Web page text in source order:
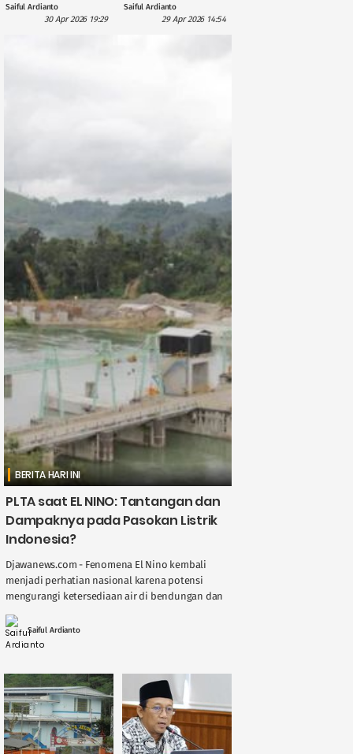
International
Saiful Ardianto
30 Apr 2026 19:29
Dana US$5
Saiful Ardianto
29 Apr 2026 14:54
BERITA HARI INI
PLTA saat EL NINO: Tantangan dan
Dampaknya pada Pasokan Listrik
Indonesia?
Djawanews.com - Fenomena El Nino kembali
menjadi perhatian nasional karena potensi
mengurangi ketersediaan air di bendungan dan
sungai, berdampak langsung pada kinerja
Pembangkit Listrik Tenaga Air ( ....
Saiful Ardianto